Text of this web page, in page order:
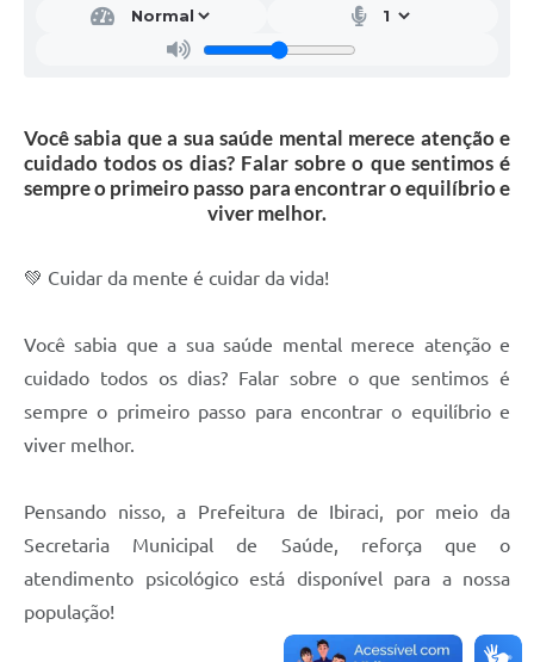
Você sabia que a sua saúde mental merece atenção e
cuidado todos os dias? Falar sobre o que sentimos é
sempre o primeiro passo para encontrar o equilíbrio e
viver melhor.
💚 Cuidar da mente é cuidar da vida!
Você sabia que a sua saúde mental merece atenção e
cuidado todos os dias? Falar sobre o que sentimos é
sempre o primeiro passo para encontrar o equilíbrio e
viver melhor.
Pensando nisso, a Prefeitura de Ibiraci, por meio da
Secretaria Municipal de Saúde, reforça que o
atendimento psicológico está disponível para a nossa
população!